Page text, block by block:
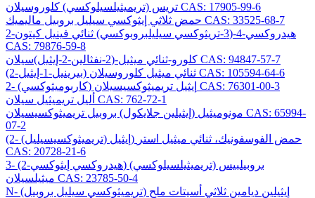
تريس (تريميثيلسيلوكسي) كلوروسيلان CAS: 17905-99-6
حمض ثلاثي إيثوكسي سيليل بروبيل ماليميك CAS: 33525-68-7
2-هيدروكسي-4-(3-تريثوكسي سيليلبروبوكسي) ثنائي فينيل كيتون
CAS: 79876-59-8
كلورو-ثنائي ميثيل-(2-نفثالين-2-إيثيل)سيلان CAS: 94847-57-7
(2-بيرينيل-1-إيثيل) ثنائي ميثيل كلوروسيلان CAS: 105594-64-6
2- (كاربوميثوكسي) إيثيل تريميثوكسيسيلان CAS: 76301-00-3
أليل تريميثيل سيلان CAS: 762-72-1
مونوميثيل (إيثيلين جلايكول) بروبيل تريميثوكسيسيلان CAS: 65994-
07-2
(2- (تريميثوكسيسيليل) إيثيل) حمض الفوسفونيك، ثنائي ميثيل استر
CAS: 20728-21-6
3- (2-هيدروكسي إيثوكسي) بروبيلبيس (تريميثيلسيلوكسي)
ميثيلسيلان CAS: 23785-50-4
N- (تريميثوكسي سيليل بروبيل) إيثيلين ديامين ثلاثي أسيتات ملح